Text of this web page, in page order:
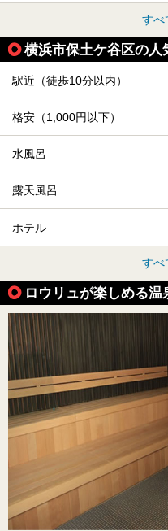
すべ
横浜市保土ケ谷区の人
駅近（徒歩10分以内）
格安（1,000円以下）
水風呂
露天風呂
ホテル
すべ
ロウリュが楽しめる温